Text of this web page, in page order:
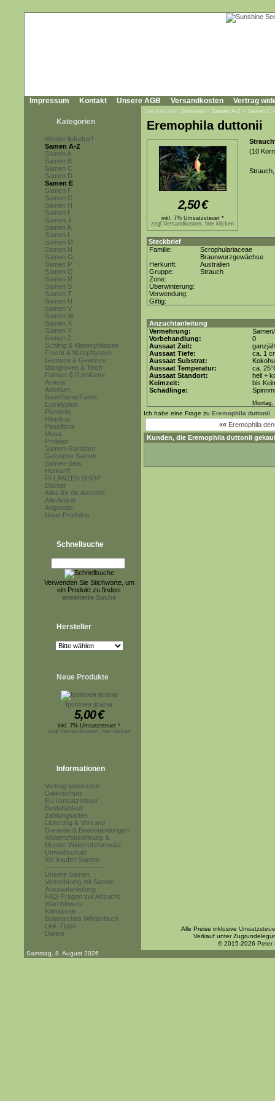
Impressum Kontakt Unsere AGB Versandkosten Vertrag
Kategorien
Wieder lieferbar!
Samen A-Z
Samen A
Samen B
Samen C
Samen D
Samen E
Samen F
Samen G
Samen H
Samen I
Samen J
Samen K
Samen L
Samen M
Samen N
Samen O
Samen P
Samen Q
Samen R
Samen S
Samen T
Samen U
Samen V
Samen W
Samen X
Samen Y
Samen Z
Schling & Kletterpflanzen
Frucht & Nutzpflanzen
Gemüse & Gewürze
Mangroven & Teich
Palmen & Palmfarne
Acacia
Adenium
Baumfarne/Farne
Eucalyptus
Plumeria
Hibiskus
Passiflora
Musa
Proteen
Samen-Raritäten
Gekeimte Samen
Samen-Sets
Herkunft
PFLANZEN SHOP
Bücher
Alles für die Anzucht
Alle Artikel
Angebote
Neue Produkte
Schnellsuche
Verwenden Sie Stichworte, um
ein Produkt zu finden.
erweiterte Suche
Hersteller
Neue Produkte
Ipomoea jicama
5,00€
inkl. 7% Umsatzsteuer *
zzgl.Versandkosten, hier klicken
Informationen
Vertrag widerrufen
Datenschutz
EU Umsatzsteuer
Bestellablauf
Zahlungsarten
Lieferung & Versand
Garantie & Beanstandungen
Widerrufsbelehrung &
Muster-Widerrufsformular
Umweltschutz
Wir kaufen Samen
------------------------
Unsere Samen
Vermehrung mit Samen
Aussaatanleitung
FAQ-Fragen zur Anzucht
Warnhinweis
Klimazone
Botanisches Wörterbuch
Link-Tipps
Danke
Sie sind hier: Startseite » Samen A-Z » Samen E
Eremophila duttonii
2,50€
inkl. 7% Umsatzsteuer *
zzgl.Versandkosten, hier klicken
(10
Steckbrief
Familie:
Scrophulariaceae
Braunwurzgewächse
Herkunft:
Australien
Gruppe:
Strauch
Zone:
Überwinterung:
Verwendung:
Giftig:
Anzuchtanleitung
Vermehrung:
Vorbehandlung:
0
Aussaat Zeit:
Aussaat Tiefe:
ca. 1
Aussaat Substrat:
Aussaat Temperatur:
ca.
Aussaat Standort:
hell +
Keimzeit:
bis
Schädlinge:
Montag,
Ich habe eine Frage zu Eremophila duttonii
«« Eremophila
Kunden, die Eremophila duttonii
Alle Preise inklusive
Verkauf unter
© 2015-2026 Peter
Samstag, 8. August 2026